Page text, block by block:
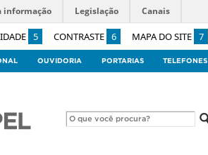
5 CONTRASTE 6 MAPA DO SITE 7
informação Legislação Canais
OUVIDORIA PORTARIAS TELEFONES